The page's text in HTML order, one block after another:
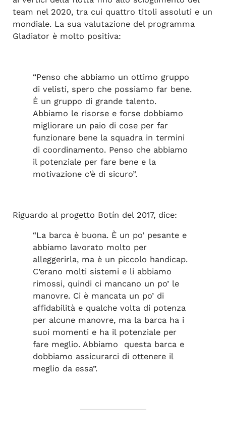
team nel 2020, tra cui quattro titoli assoluti e un
mondiale. La sua valutazione del programma
Gladiator è molto positiva:
“Penso che abbiamo un ottimo gruppo
di velisti, spero che possiamo far bene.
È un gruppo di grande talento.
Abbiamo le risorse e forse dobbiamo
migliorare un paio di cose per far
funzionare bene la squadra in termini
di coordinamento. Penso che abbiamo
il potenziale per fare bene e la
motivazione c’è di sicuro”.
Riguardo al progetto Botín del 2017, dice:
“La barca è buona. È un po’ pesante e
abbiamo lavorato molto per
alleggerirla, ma è un piccolo handicap.
C’erano molti sistemi e li abbiamo
rimossi, quindi ci mancano un po’ le
manovre. Ci è mancata un po’ di
affidabilità e qualche volta di potenza
per alcune manovre, ma la barca ha i
suoi momenti e ha il potenziale per
fare meglio. Abbiamo questa barca e
dobbiamo assicurarci di ottenere il
meglio da essa”.